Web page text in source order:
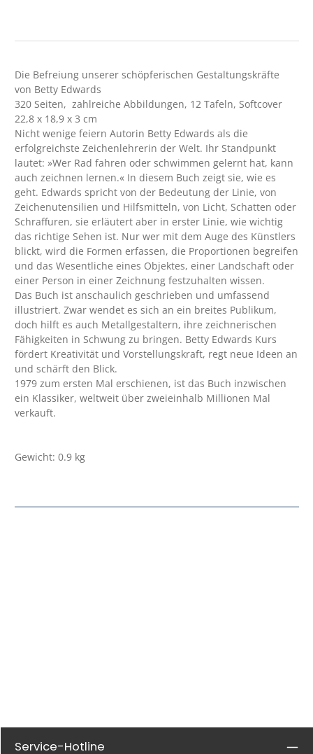
Die Befreiung unserer schöpferischen Gestaltungskräfte
von Betty Edwards
320 Seiten, zahlreiche Abbildungen, 12 Tafeln, Softcover
22,8 x 18,9 x 3 cm
Nicht wenige feiern Autorin Betty Edwards als die
erfolgreichste Zeichenlehrerin der Welt. Ihr Standpunkt
lautet: »Wer Rad fahren oder schwimmen gelernt hat, kann
auch zeichnen lernen.« In diesem Buch zeigt sie, wie es
geht. Edwards spricht von der Bedeutung der Linie, von
Zeichenutensilien und Hilfsmitteln, von Licht, Schatten oder
Schraffuren, sie erläutert aber in erster Linie, wie wichtig
das richtige Sehen ist. Nur wer mit dem Auge des Künstlers
blickt, wird die Formen erfassen, die Proportionen begreifen
und das Wesentliche eines Objektes, einer Landschaft oder
einer Person in einer Zeichnung festzuhalten wissen.
Das Buch ist anschaulich geschrieben und umfassend
illustriert. Zwar wendet es sich an ein breites Publikum,
doch hilft es auch Metallgestaltern, ihre zeichnerischen
Fähigkeiten in Schwung zu bringen. Betty Edwards Kurs
fördert Kreativität und Vorstellungskraft, regt neue Ideen an
und schärft den Blick.
1979 zum ersten Mal erschienen, ist das Buch inzwischen
ein Klassiker, weltweit über zweieinhalb Millionen Mal
verkauft.
Gewicht: 0.9 kg
Service-Hotline